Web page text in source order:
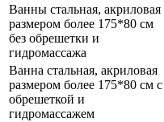
Ванны стальная, акриловая
размером более 175*80 см
без обрешетки и
гидромассажа
Ванна стальная, акриловая
размером более 175*80 см с
обрешеткой и
гидромассажем